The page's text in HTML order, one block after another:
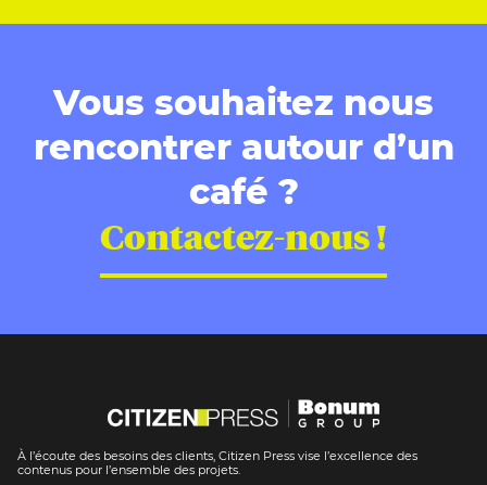
Vous souhaitez nous
rencontrer autour d’un
café ?
Contactez-nous !
À l’écoute des besoins des clients, Citizen Press vise l’excellence des
contenus pour l’ensemble des projets.